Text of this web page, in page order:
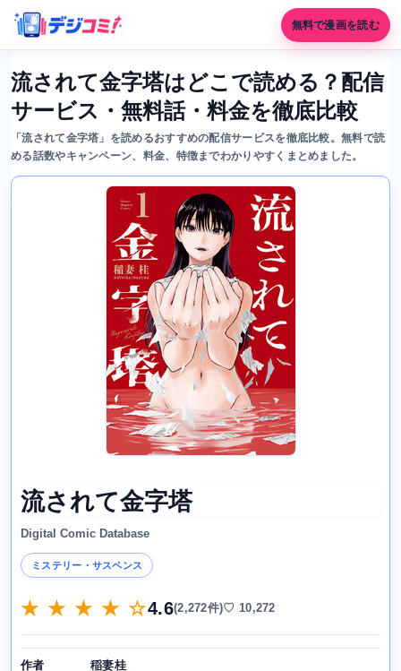
無料で漫画を読む
流されて金字塔はどこで読める？配信
サービス・無料話・料金を徹底比較
「流されて金字塔」を読めるおすすめの配信サービスを徹底比較。無料で読
める話数やキャンペーン、料金、特徴までわかりやすくまとめました。
流されて金字塔
Digital Comic Database
ミステリー・サスペンス
★ ★ ★ ★ ☆4.6(2,272件)♡ 10,272
作者 稲妻桂